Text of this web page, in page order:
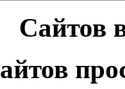
Сайтов